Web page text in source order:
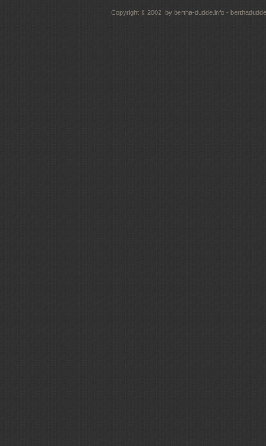
Copyright © 2002 by bertha-dudde.info -